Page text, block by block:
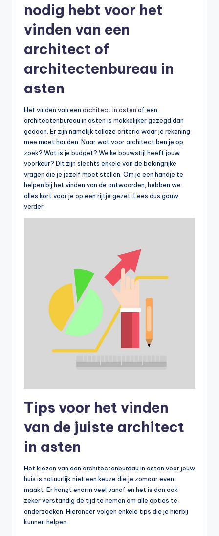
nodig hebt voor het
vinden van een
architect of
architectenbureau in
asten
Het vinden van een architect in asten of een
architectenbureau in asten is makkelijker gezegd dan
gedaan. Er zijn namelijk talloze criteria waar je rekening
mee moet houden. Naar wat voor architect ben je op
zoek? Wat is je budget? Welke bouwstijl heeft jouw
voorkeur? Dit zijn slechts enkele van de belangrijke
vragen die je jezelf moet stellen. Om je een handje te
helpen bij het vinden van de antwoorden, hebben we
alles kort voor je op een rijtje gezet. Lees dus gauw
verder.
Tips voor het vinden
van de juiste architect
in asten
Het kiezen van een architectenbureau in asten voor jouw
huis is natuurlijk niet een keuze die je zomaar even
maakt. Er hangt enorm veel vanaf en het is dan ook
zeker verstandig de tijd te nemen om alle opties te
onderzoeken. Hieronder volgen enkele tips die je hierbij
kunnen helpen: